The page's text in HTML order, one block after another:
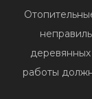
работы